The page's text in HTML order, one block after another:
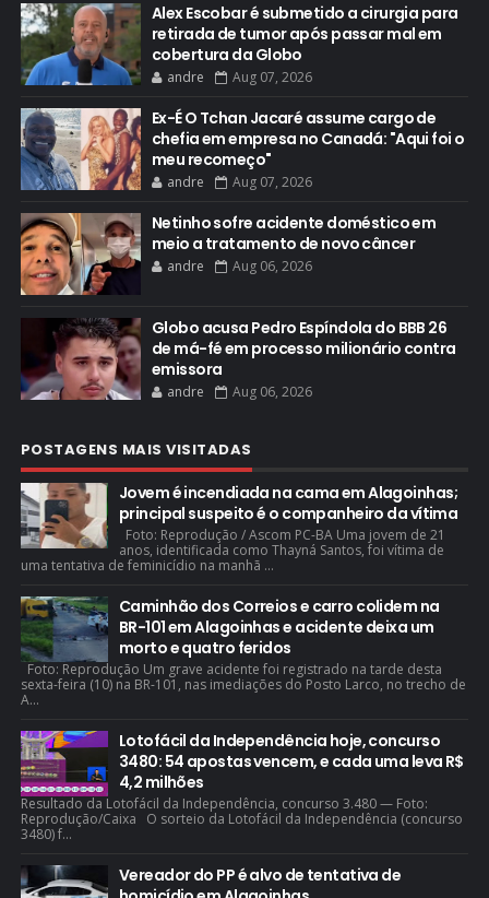
Alex Escobar é submetido a cirurgia para
retirada de tumor após passar mal em
cobertura da Globo
andre Aug 07, 2026
Ex-É O Tchan Jacaré assume cargo de
chefia em empresa no Canadá: "Aqui foi o
meu recomeço"
andre Aug 07, 2026
Netinho sofre acidente doméstico em
meio a tratamento de novo câncer
andre Aug 06, 2026
Globo acusa Pedro Espíndola do BBB 26
de má-fé em processo milionário contra
emissora
andre Aug 06, 2026
POSTAGENS MAIS VISITADAS
Jovem é incendiada na cama em Alagoinhas;
principal suspeito é o companheiro da vítima
Foto: Reprodução / Ascom PC-BA Uma jovem de 21
anos, identificada como Thayná Santos, foi vítima de
uma tentativa de feminicídio na manhã ...
Caminhão dos Correios e carro colidem na
BR-101 em Alagoinhas e acidente deixa um
morto e quatro feridos
Foto: Reprodução Um grave acidente foi registrado na tarde desta
sexta-feira (10) na BR-101, nas imediações do Posto Larco, no trecho de
A...
Lotofácil da Independência hoje, concurso
3480: 54 apostas vencem, e cada uma leva R$
4,2 milhões
Resultado da Lotofácil da Independência, concurso 3.480 — Foto:
Reprodução/Caixa O sorteio da Lotofácil da Independência (concurso
3480) f...
Vereador do PP é alvo de tentativa de